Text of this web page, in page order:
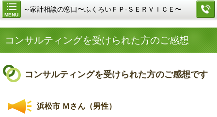
MENU
～家計相談の窓口〜ふくろいＦＰ-ＳＥＲＶＩＣＥ〜
コンサルティングを受けられた方のご感想
コンサルティングを受けられた方のご感想です
浜松市 Ｍさん（男性）